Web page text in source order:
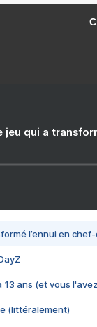
jeu qui a
l’ennui en
13 ans (et vous
(littéralement)